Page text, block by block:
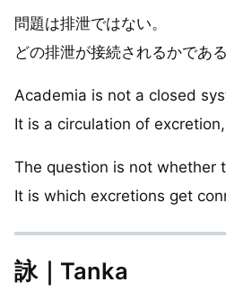
問題は排泄ではない。
どの排泄が接続されるかである
Academia is not a closed
It is a circulation of
The question is not whether
It is which excretions get
詠｜Tanka